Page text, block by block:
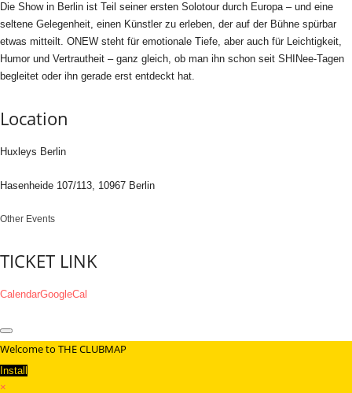
Die Show in Berlin ist Teil seiner ersten Solotour durch Europa – und eine
seltene Gelegenheit, einen Künstler zu erleben, der auf der Bühne spürbar
etwas mitteilt. ONEW steht für emotionale Tiefe, aber auch für Leichtigkeit,
Humor und Vertrautheit – ganz gleich, ob man ihn schon seit SHINee-Tagen
begleitet oder ihn gerade erst entdeckt hat.
Location
Huxleys Berlin
Hasenheide 107/113, 10967 Berlin
Other Events
TICKET LINK
CalendarGoogleCal
Welcome to THE CLUBMAP
Install
×